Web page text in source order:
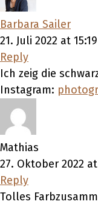
Barbara Sailer
21. Juli 2022 at 15:19
Reply
Ich zeig die
Instagram:
Mathias
27. Oktober 2022
Reply
Tolles